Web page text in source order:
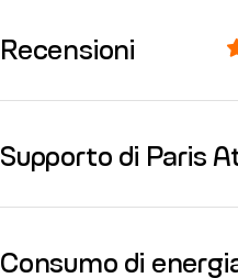
Recensioni
Supporto di Paris
Consumo di